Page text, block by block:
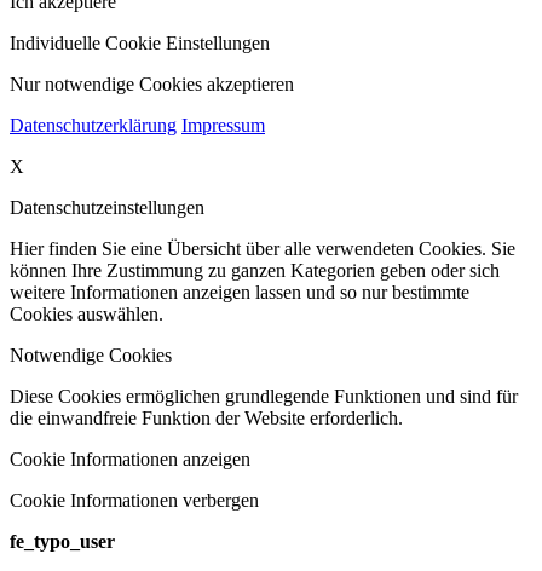
Individuelle Cookie Einstellungen
Nur notwendige Cookies akzeptieren
Datenschutzerklärung Impressum
X
Datenschutzeinstellungen
Hier finden Sie eine Übersicht über alle verwendeten Cookies. Sie
können Ihre Zustimmung zu ganzen Kategorien geben oder sich
weitere Informationen anzeigen lassen und so nur bestimmte
Cookies auswählen.
Notwendige Cookies
Diese Cookies ermöglichen grundlegende Funktionen und sind für
die einwandfreie Funktion der Website erforderlich.
Cookie Informationen anzeigen
Cookie Informationen verbergen
fe_typo_user